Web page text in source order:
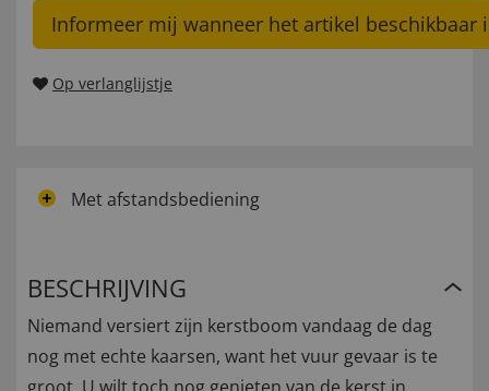
Informeer mij wanneer het artikel beschikbaar
Op verlanglijstje
Met afstandsbediening
BESCHRIJVING
Niemand versiert zijn kerstboom vandaag de dag
nog met echte kaarsen, want het vuur gevaar is te